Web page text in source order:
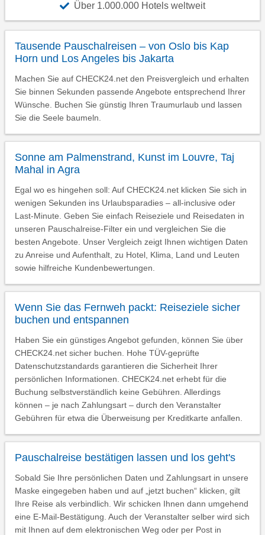
Über 1.000.000 Hotels weltweit
Tausende Pauschalreisen – von Oslo bis Kap
Horn und Los Angeles bis Jakarta
Machen Sie auf CHECK24.net den Preisvergleich und erhalten
Sie binnen Sekunden passende Angebote entsprechend Ihrer
Wünsche. Buchen Sie günstig Ihren Traumurlaub und lassen
Sie die Seele baumeln.
Sonne am Palmenstrand, Kunst im Louvre, Taj
Mahal in Agra
Egal wo es hingehen soll: Auf CHECK24.net klicken Sie sich in
wenigen Sekunden ins Urlaubsparadies – all-inclusive oder
Last-Minute. Geben Sie einfach Reiseziele und Reisedaten in
unseren Pauschalreise-Filter ein und vergleichen Sie die
besten Angebote. Unser Vergleich zeigt Ihnen wichtigen Daten
zu Anreise und Aufenthalt, zu Hotel, Klima, Land und Leuten
sowie hilfreiche Kundenbewertungen.
Wenn Sie das Fernweh packt: Reiseziele sicher
buchen und entspannen
Haben Sie ein günstiges Angebot gefunden, können Sie über
CHECK24.net sicher buchen. Hohe TÜV-geprüfte
Datenschutzstandards garantieren die Sicherheit Ihrer
persönlichen Informationen. CHECK24.net erhebt für die
Buchung selbstverständlich keine Gebühren. Allerdings
können – je nach Zahlungsart – durch den Veranstalter
Gebühren für etwa die Überweisung per Kreditkarte anfallen.
Pauschalreise bestätigen lassen und los geht's
Sobald Sie Ihre persönlichen Daten und Zahlungsart in unsere
Maske eingegeben haben und auf „jetzt buchen“ klicken, gilt
Ihre Reise als verbindlich. Wir schicken Ihnen dann umgehend
eine E-Mail-Bestätigung. Auch der Veranstalter selber wird sich
mit Ihnen auf dem elektronischen Weg oder per Post in